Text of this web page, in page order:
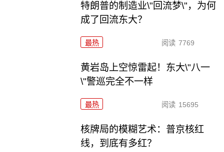
特朗普的制造业\"回流梦\"，为何
成了回流东大？
最热 阅读 7769
黄岩岛上空惊雷起！东大\"八一
\"警巡完全不一样
最热 阅读 15695
核牌局的模糊艺术：普京核红
线，到底有多红？